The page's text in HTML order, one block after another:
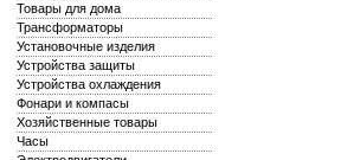
Товары для дома
Трансформаторы
Установочные изделия
Устройства защиты
Устройства охлаждения
Фонари и компасы
Хозяйственные товары
Часы